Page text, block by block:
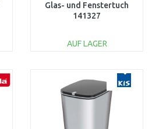
Glas- und Fenstertuch
141327
AUF LAGER
Vergleichen